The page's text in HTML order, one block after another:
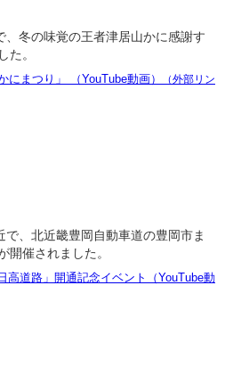
冬の味覚の王者津居山かに感謝す
た。
まつり」 （YouTube動画）
（外部リン
、北近畿豊岡自動車道の豊岡市ま
開催されました。
高道路」開通記念イベント（YouTube動